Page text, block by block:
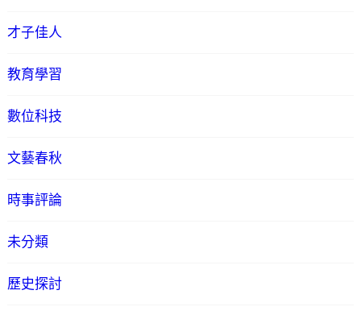
才子佳人
教育學習
數位科技
文藝春秋
時事評論
未分類
歷史探討